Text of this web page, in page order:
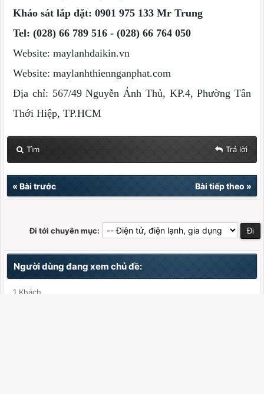
Khảo sát lắp đặt: 0901 975 133 Mr Trung
Tel: (028) 66 789 516 - (028) 66 764 050
Website: maylanhdaikin.vn
Website: maylanhthiennganphat.com
Địa chỉ: 567/49 Nguyễn Ảnh Thủ, KP.4, Phường Tân
Thới Hiệp, TP.HCM
Tìm Trả lời
« Bài trước Bài tiếp theo»
Đi tới chuyên mục:
Người dùng đang xem chủ đề:
1 Khách